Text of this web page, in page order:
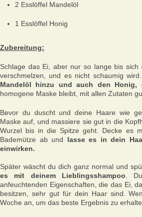
2 Esslöffel Mandelöl
1 Esslöffel Honig
Zubereitung:
Schlage das Ei, aber nur so lange bis sich
verschmelzen, und es nicht schaumig wird.
Mandelöl hinzu und auch den Honig,
homogene Maske bleibt, mit allen Zutaten
Bevor du duscht und deine Haare wie
Maske auf, und massiere sie gut in die
Wurzel bis in die Spitze geht. Decke es
Bademütze ab und lasse es in dein
einwirken.
Später wäscht du dich ganz normal und
es mit deinem Lieblingsshampoo .
anfeuchtenden Eigenschaften, die das Ei,
besitzen, sehr gut für dein Haar sind.
Woche an, um das beste Ergebnis zu